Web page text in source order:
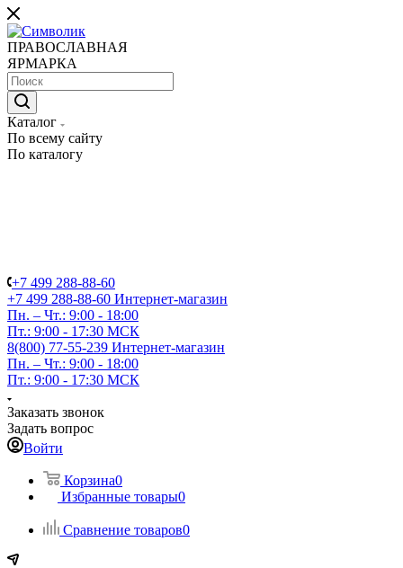
ПРАВОСЛАВНАЯ
ЯРМАРКА
Каталог
По всему сайту
По каталогу
+7 499 288-88-60
+7 499 288-88-60 Интернет-магазин
Пн. – Чт.: 9:00 - 18:00
Пт.: 9:00 - 17:30 МСК
8(800) 77-55-239 Интернет-магазин
Пн. – Чт.: 9:00 - 18:00
Пт.: 9:00 - 17:30 МСК
Заказать звонок
Задать вопрос
Войти
Корзина0
Избранные товары0
Сравнение товаров0